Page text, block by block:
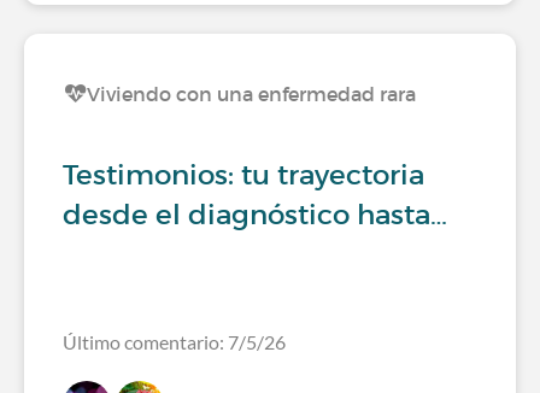
Viviendo con una enfermedad rara
Testimonios: tu trayectoria
desde el diagnóstico hasta…
Último comentario: 7/5/26